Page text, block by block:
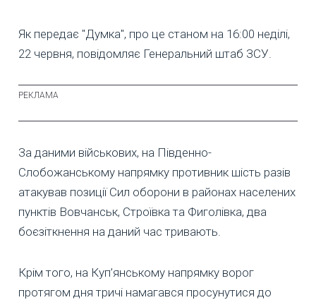
Як передає "Думка", про це станом на 16:00 неділі,
22 червня, повідомляє Генеральний штаб ЗСУ.
За даними військових, на Південно-
Слобожанському напрямку противник шість разів
атакував позиції Сил оборони в районах населених
пунктів Вовчанськ, Строївка та Фиголівка, два
боєзіткнення на даний час тривають.
Крім того, на Куп’янському напрямку ворог
протягом дня тричі намагався просунутися до